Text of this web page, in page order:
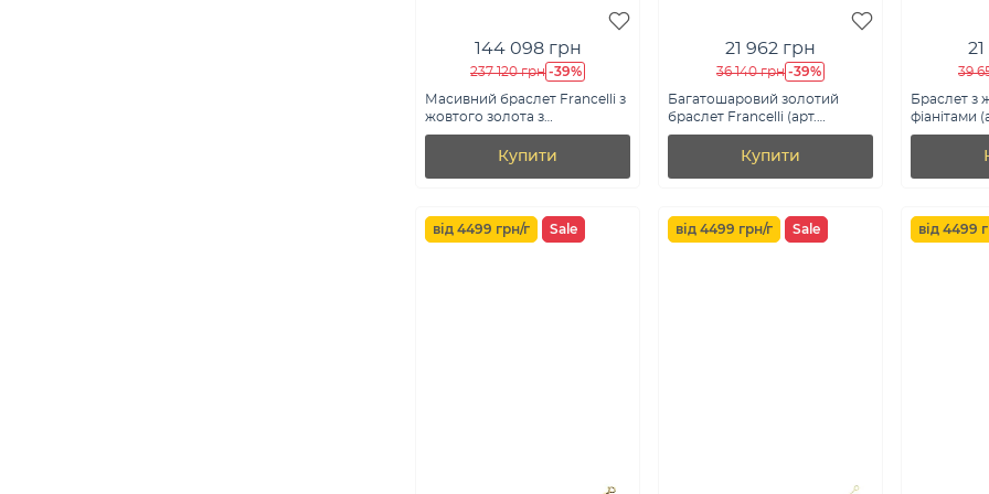
144 098 грн
237 120 грн -39%
Масивний браслет Francelli з
жовтого золота з
родіюванням (арт.
3261492жра)Купити
21 962 грн
36 140 грн -39%
Багатошаровий золотий
браслет Francelli (арт.
3261090ж)
Купити
39
Браслет з
фіанітами
від 4499 грн/г Sale від 4499 грн/г Sale від 4499